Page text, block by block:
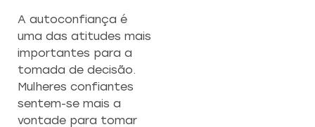
A autoconfiança é
uma das atitudes mais
importantes para a
tomada de decisão.
Mulheres confiantes
sentem-se mais a
vontade para tomar